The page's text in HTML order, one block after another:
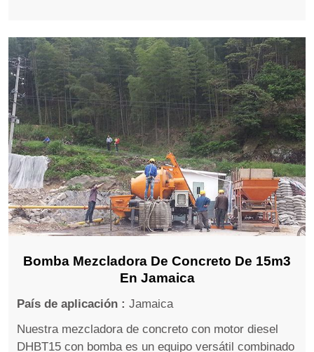
Bomba Mezcladora De Concreto De 15m3
En Jamaica
País de aplicación : Jamaica
Nuestra mezcladora de concreto con motor diesel
DHBT15 con bomba es un equipo versátil combinado